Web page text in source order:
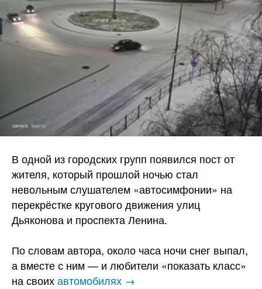
В одной из городских групп появился пост от
жителя, который прошлой ночью стал
невольным слушателем «автосимфонии» на
перекрёстке кругового движения улиц
Дьяконова и проспекта Ленина.
По словам автора, около часа ночи снег выпал,
а вместе с ним — и любители «показать класс»
на своихавтомобилях →